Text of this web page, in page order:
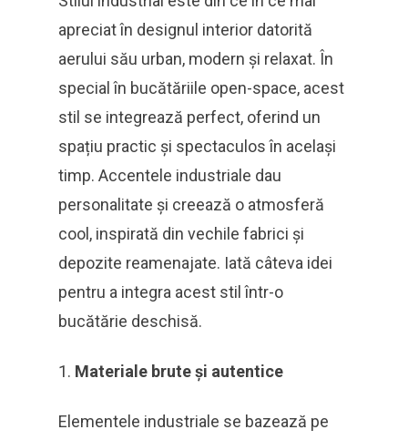
apreciat în designul interior datorită
aerului său urban, modern și relaxat. În
special în bucătăriile open-space, acest
stil se integrează perfect, oferind un
spațiu practic și spectaculos în același
timp. Accentele industriale dau
personalitate și creează o atmosferă
cool, inspirată din vechile fabrici și
depozite reamenajate. Iată câteva idei
pentru a integra acest stil într-o
bucătărie deschisă.
Materiale brute și autentice
Elementele industriale se bazează pe